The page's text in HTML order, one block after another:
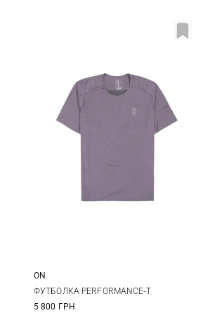
M L
ON
ФУТБОЛКА PERFORMANCE-T
5 800 ГРН